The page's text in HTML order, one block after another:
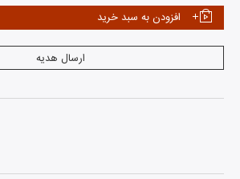
افزودن به سبد خرید
ارسال هدیه